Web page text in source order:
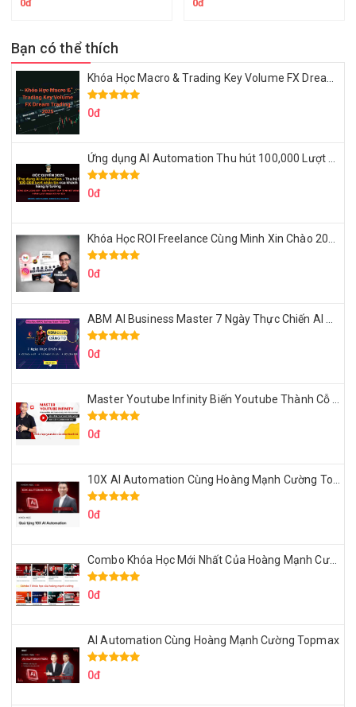
0đ
0đ
Bạn có thể thích
0đ
0đ
0đ
0đ
0đ
0đ
Combo Khóa Học Mới Nhất Của Hoàng Mạnh Cường
0đ
AI Automation Cùng Hoàng Mạnh Cường Topmax
0đ